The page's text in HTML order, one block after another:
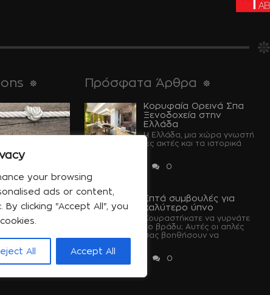
your browsing
ads or content,
clicking "Accept All", you
All Accept All
Πρόσφατα Άρθρα
Κορυφαία Ορεινά Σπα
Ξενοδοχεία στην
Ελλάδα
Η Ελλάδα, μια χώρα γνωστή
για τις απέραντες ακτές και τα ιστορικά
0
Επτά συμβουλές για
καλύτερο ύπνο
Κουραστήκατε να γυρνάτε
το βράδυ; Αυτές οι απλές
συμβουλές θα σας βοηθήσουν να
0